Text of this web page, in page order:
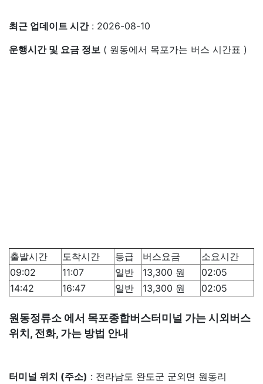
최근 업데이트 시간: 2026-08-10
운행시간 및 요금 정보 ( 원동에서 목포가는 버스 시간표 )
출발시간 도착시간 등급 버스요금
소요시간
09:02
11:07 일반 13,300 원
02:05
14:42
16:47 일반 13,300 원 02:05
원동정류소 에서 목포종합버스터미널 가는 시외버스
위치, 전화, 가는 방법 안내
터미널 위치 (주소) : 전라남도 완도군 군외면 원동리